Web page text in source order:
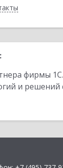
фирмы 1С.
и